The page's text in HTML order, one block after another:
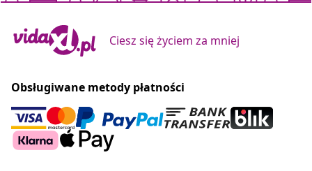
Ciesz się życiem za mniej
Obsługiwane metody płatności